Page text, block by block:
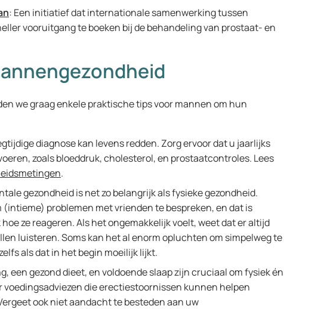
: Een initiatief dat internationale samenwerking tussen
vooruitgang te boeken bij de behandeling van prostaat- en
we graag enkele praktische tips voor mannen om hun
diagnose kan levens redden. Zorg ervoor dat u jaarlijks
zoals bloeddruk, cholesterol, en prostaatcontroles. Lees
.
gezondheid is net zo belangrijk als fysieke gezondheid.
problemen met vrienden te bespreken, en dat is
ze reageren. Als het ongemakkelijk voelt, weet dat er altijd
luisteren. Soms kan het al enorm opluchten om simpelweg te
als dat in het begin moeilijk lijkt.
een gezond dieet, en voldoende slaap zijn cruciaal om fysiek én
voedingsadviezen die erectiestoornissen kunnen helpen
ook niet aandacht te besteden aan uw